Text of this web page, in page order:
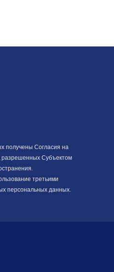
получены Согласия на
разрешенных Субъектом
третьими
персональных данных.